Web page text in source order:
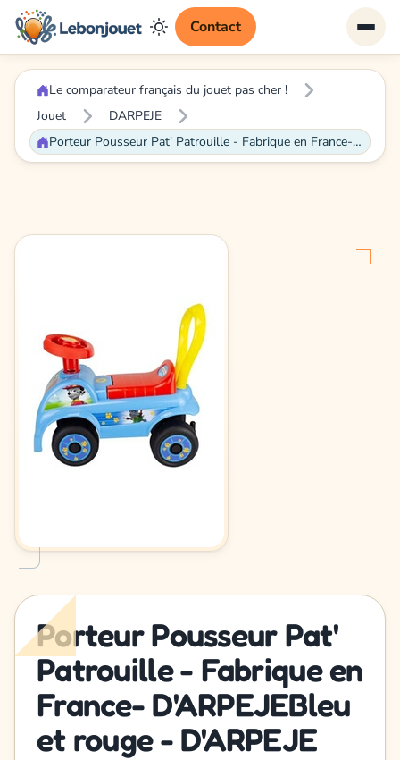
Contact
Le comparateur français du jouet pas cher !
Jouet
DARPEJE
Porteur Pousseur Pat' Patrouille - Fabrique en France- D'ARPEJEBleu et rouge - D'ARPEJE
Porteur Pousseur Pat'
Patrouille - Fabrique en
France- D'ARPEJEBleu
et rouge - D'ARPEJE